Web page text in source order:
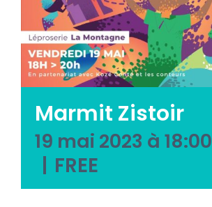
Emploi tourisme
Contact
Marmit Zistoir
19 mai 2023 à 18:00
| FREE